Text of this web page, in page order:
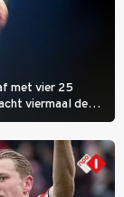
met vier 25
viermaal de
des Anglais krijgt